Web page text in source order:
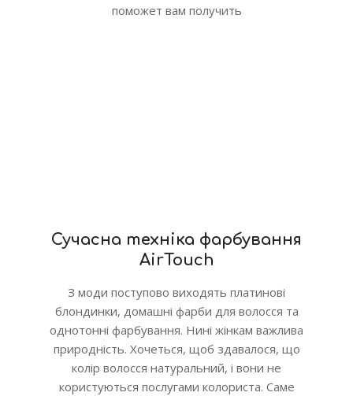
поможет вам получить
Сучасна техніка фарбування
AirTouch
З моди поступово виходять платинові
блондинки, домашні фарби для волосся та
однотонні фарбування. Нині жінкам важлива
природність. Хочеться, щоб здавалося, що
колір волосся натуральний, і вони не
користуються послугами колориста. Саме